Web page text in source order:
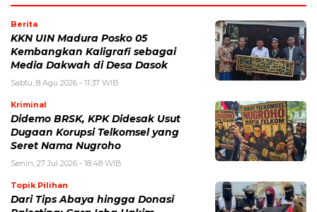
Berita
KKN UIN Madura Posko 05
Kembangkan Kaligrafi sebagai
Media Dakwah di Desa Dasok
Sabtu, 8 Agu 2026 - 11:37 WIB
Kriminal
Didemo BRSK, KPK Didesak Usut
Dugaan Korupsi Telkomsel yang
Seret Nama Nugroho
Senin, 27 Jul 2026 - 18:48 WIB
Topik Pilihan
Dari Tips Abaya hingga Donasi